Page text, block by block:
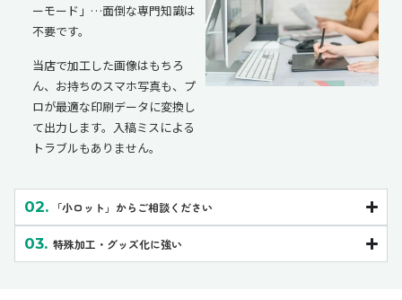
ーモード」…面倒な専門知識は
不要です。
当店で加工した画像はもちろ
ん、お持ちのスマホ写真も、プ
ロが最適な印刷データに変換し
て出力します。入稿ミスによる
トラブルもありません。
02. 「小ロット」からご相談ください
03. 特殊加工・グッズ化に強い